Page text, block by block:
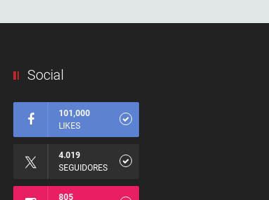
Social
101,000
LIKES
4.019
SEGUIDORES
805